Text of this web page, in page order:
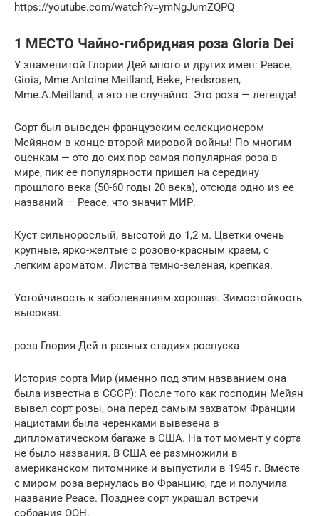
https://youtube.com/watch?v=ymNgJumZQPQ
1 МЕСТО Чайно-гибридная роза Gloria Dei
У знаменитой Глории Дей много и других имен: Peace,
Gioia, Mme Antoine Meilland, Beke, Fredsrosen,
Mme.A.Meilland, и это не случайно. Это роза — легенда!
Сорт был выведен французским селекционером
Мейяном в конце второй мировой войны! По многим
оценкам — это до сих пор самая популярная роза в
мире, пик ее популярности пришел на середину
прошлого века (50-60 годы 20 века), отсюда одно из ее
названий — Peace, что значит МИР.
Куст сильнорослый, высотой до 1,2 м. Цветки очень
крупные, ярко-желтые с розово-красным краем, с
легким ароматом. Листва темно-зеленая, крепкая.
Устойчивость к заболеваниям хорошая. Зимостойкость
высокая.
роза Глория Дей в разных стадиях роспуска
История сорта Мир (именно под этим названием она
была известна в СССР): После того как господин Мейян
вывел сорт розы, она перед самым захватом Франции
нацистами была черенками вывезена в
дипломатическом багаже в США. На тот момент у сорта
не было названия. В США ее размножили в
американском питомнике и выпустили в 1945 г. Вместе
с миром роза вернулась во Францию, где и получила
название Peace. Позднее сорт украшал встречи
собрания ООН.